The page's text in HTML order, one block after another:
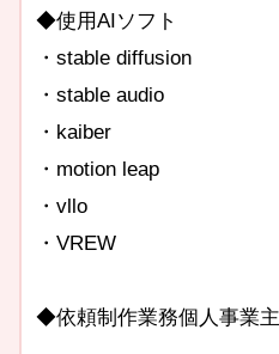
◆使用AIソフト
・stable diffusion
・stable audio
・kaiber
・motion leap
・vllo
・VREW
◆依頼制作業務個人事業